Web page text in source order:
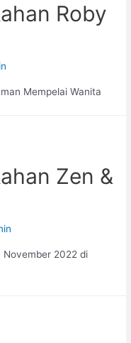
Roby
Mempelai Wanita
Zen &
November 2022 di